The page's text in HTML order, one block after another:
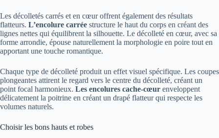
Les décolletés carrés et en cœur offrent également des résultats
flatteurs. L’encolure carrée structure le haut du corps en créant des
lignes nettes qui équilibrent la silhouette. Le décolleté en cœur, avec sa
forme arrondie, épouse naturellement la morphologie en poire tout en
apportant une touche romantique.
Chaque type de décolleté produit un effet visuel spécifique. Les coupes
plongeantes attirent le regard vers le centre du décolleté, créant un
point focal harmonieux. Les encolures cache-cœur enveloppent
délicatement la poitrine en créant un drapé flatteur qui respecte les
volumes naturels.
Choisir les bons hauts et robes